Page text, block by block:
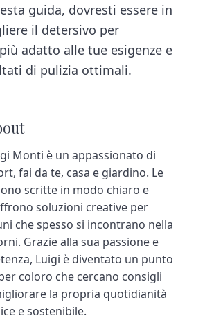
guida, dovresti essere in
il detersivo per
adatto alle tue esigenze e
di pulizia ottimali.
Monti è un appassionato di
fai da te, casa e giardino. Le
scritte in modo chiaro e
soluzioni creative per
che spesso si incontrano nella
Grazie alla sua passione e
Luigi è diventato un punto
coloro che cercano consigli
la propria quotidianità
e sostenibile.